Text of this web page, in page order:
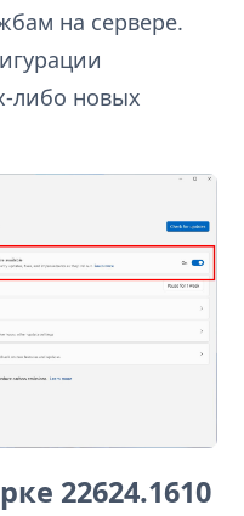
на сервере.
либо новых
22624.1610